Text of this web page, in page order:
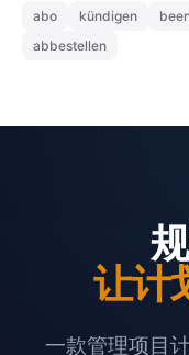
abo kündigen
abbestellen
让计
一款管理项目